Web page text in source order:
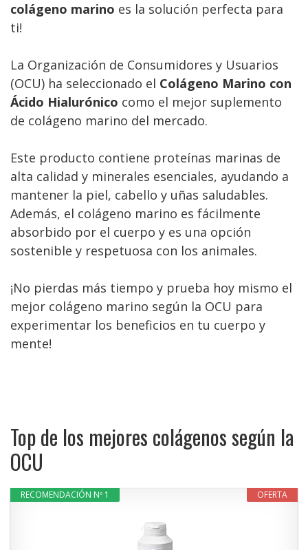
colágeno marino es la solución perfecta para
ti!
La Organización de Consumidores y Usuarios
(OCU) ha seleccionado el Colágeno Marino con
Ácido Hialurónico como el mejor suplemento
de colágeno marino del mercado.
Este producto contiene proteínas marinas de
alta calidad y minerales esenciales, ayudando a
mantener la piel, cabello y uñas saludables.
Además, el colágeno marino es fácilmente
absorbido por el cuerpo y es una opción
sostenible y respetuosa con los animales.
¡No pierdas más tiempo y prueba hoy mismo el
mejor colágeno marino según la OCU para
experimentar los beneficios en tu cuerpo y
mente!
Top de los mejores colágenos según la
OCU
OFERTA
RECOMENDACIÓN Nº 1